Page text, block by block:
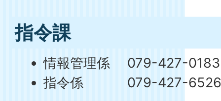
指令課
情報管理係 079-427-0183
指令係 079-427-